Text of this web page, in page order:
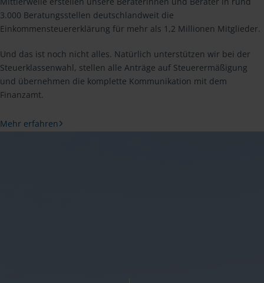
3.000 Beratungsstellen deutschlandweit die
Einkommensteuererklärung für mehr als 1,2 Millionen Mitglieder.
Und das ist noch nicht alles. Natürlich unterstützen wir bei der
Steuerklassenwahl, stellen alle Anträge auf Steuerermäßigung
und übernehmen die komplette Kommunikation mit dem
Finanzamt.
Mehr erfahren